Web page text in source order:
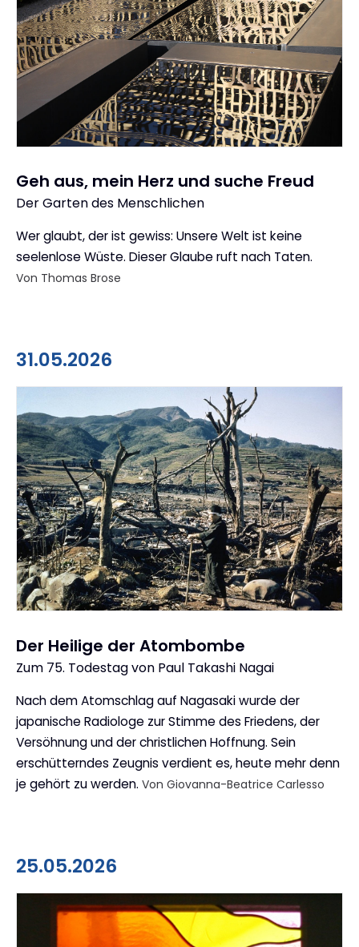
Geh aus, mein Herz und suche Freud
:
Der Garten des Menschlichen
Wer glaubt, der ist gewiss: Unsere Welt ist keine
seelenlose Wüste. Dieser Glaube ruft nach Taten.
Von Thomas Brose
31.05.2026
Der Heilige der Atombombe
:
Zum 75. Todestag von Paul Takashi Nagai
Nach dem Atomschlag auf Nagasaki wurde der
japanische Radiologe zur Stimme des Friedens, der
Versöhnung und der christlichen Hoffnung. Sein
erschütterndes Zeugnis verdient es, heute mehr denn
je gehört zu werden. Von Giovanna-Beatrice Carlesso
25.05.2026